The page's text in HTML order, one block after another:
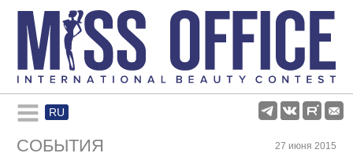
RU
Rules and regulations
СОБЫТИЯ 27 июня 2015